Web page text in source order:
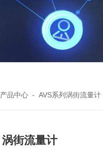
产品中心 -AVS系列涡街流量计
涡街流量计